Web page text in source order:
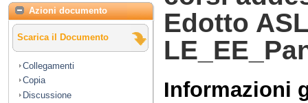
Azioni documento
Scarica il Documento
Collegamenti
Copia
Discussione
Edotto ASL
Informazioni